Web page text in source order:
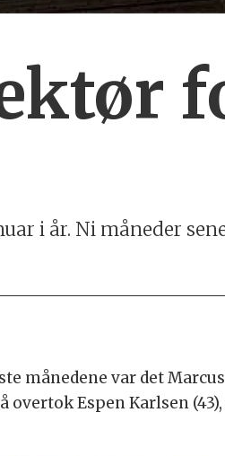
i år. Ni måneder
månedene var det
overtok Espen Karlsen